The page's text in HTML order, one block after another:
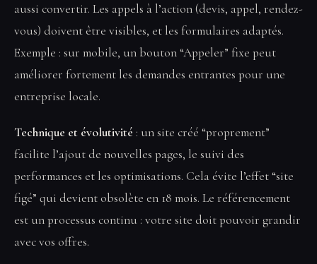
aussi convertir. Les appels à l’action (devis, appel, rendez-
vous) doivent être visibles, et les formulaires adaptés.
Exemple : sur mobile, un bouton “Appeler” fixe peut
améliorer fortement les demandes entrantes pour une
entreprise locale.
Technique et évolutivité : un site créé “proprement”
facilite l’ajout de nouvelles pages, le suivi des
performances et les optimisations. Cela évite l’effet “site
figé” qui devient obsolète en 18 mois. Le référencement
est un processus continu : votre site doit pouvoir grandir
avec vos offres.